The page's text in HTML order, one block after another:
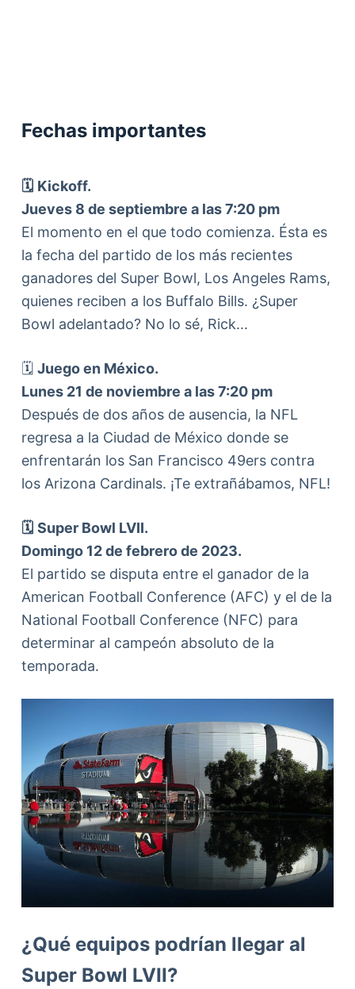
Fechas importantes
🗓️ Kickoff.
Jueves 8 de septiembre a las 7:20 pm
El momento en el que todo comienza. Ésta es
la fecha del partido de los más recientes
ganadores del Super Bowl, Los Angeles Rams,
quienes reciben a los Buffalo Bills. ¿Super
Bowl adelantado? No lo sé, Rick…
🗓️ Juego en México.
Lunes 21 de noviembre a las 7:20 pm
Después de dos años de ausencia, la NFL
regresa a la Ciudad de México donde se
enfrentarán los San Francisco 49ers contra
los Arizona Cardinals. ¡Te extrañábamos, NFL!
🗓️ Super Bowl LVII.
Domingo 12 de febrero de 2023.
El partido se disputa entre el ganador de la
American Football Conference (AFC) y el de la
National Football Conference (NFC) para
determinar al campeón absoluto de la
temporada.
¿Qué equipos podrían llegar al
Super Bowl LVII?